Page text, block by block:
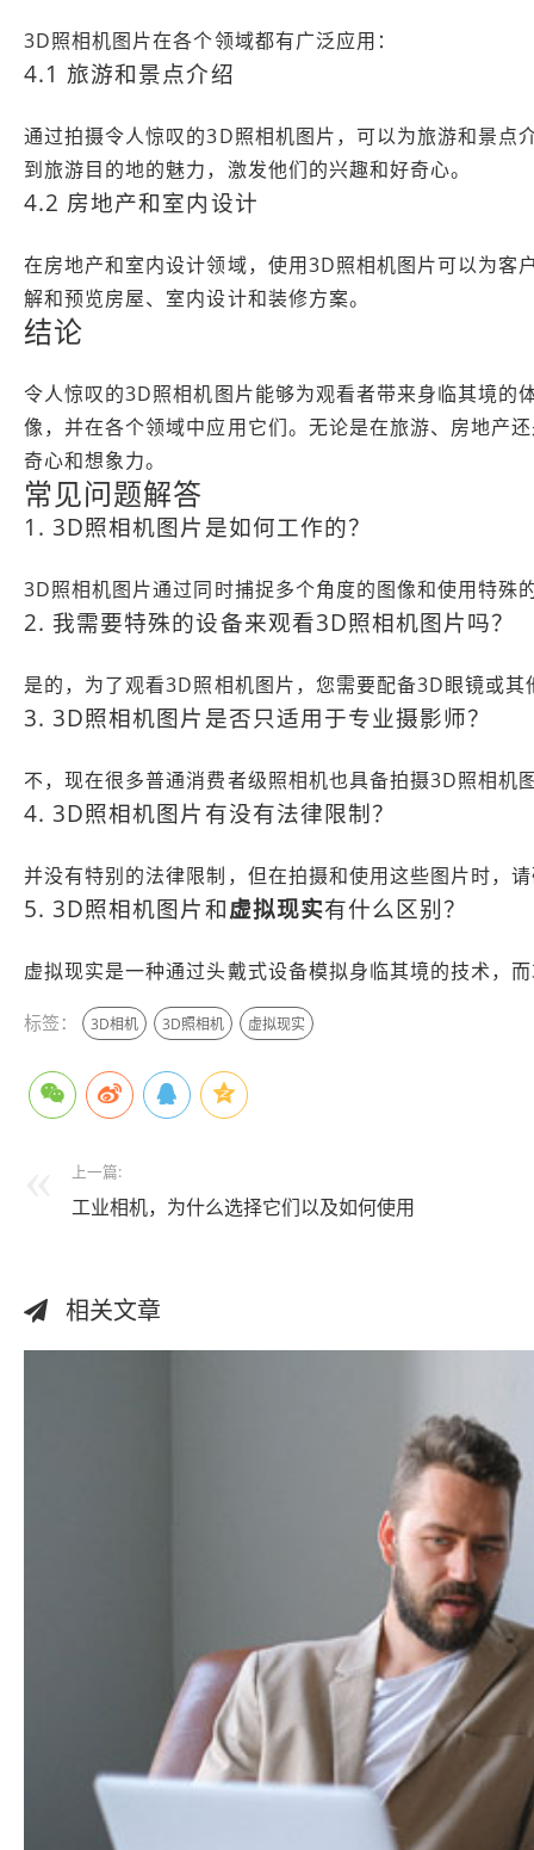
3D照相机图片在各个领域都有广泛应用：
4.1 旅游和景点介绍
通过拍摄令人惊叹的3D照相机图片，可以为旅游和景
到旅游目的地的魅力，激发他们的兴趣和好奇心。
4.2 房地产和室内设计
在房地产和室内设计领域，使用3D照相机图片可以为
解和预览房屋、室内设计和装修方案。
结论
令人惊叹的3D照相机图片能够为观看者带来身临其境
像，并在各个领域中应用它们。无论是在旅游、房地产
奇心和想象力。
常见问题解答
1. 3D照相机图片是如何工作的？
3D照相机图片通过同时捕捉多个角度的图像和使用特殊
2. 我需要特殊的设备来观看3D照相机图片吗？
是的，为了观看3D照相机图片，您需要配备3D眼镜或其
3. 3D照相机图片是否只适用于专业摄影师？
不，现在很多普通消费者级照相机也具备拍摄3D照相机
4. 3D照相机图片有没有法律限制？
并没有特别的法律限制，但在拍摄和使用这些图片时，
5. 3D照相机图片和虚拟现实有什么区别？
虚拟现实是一种通过头戴式设备模拟身临其境的技术，
标签： 3D相机 3D照相机 虚拟现实
上一篇:
工业相机，为什么选择它们以及如何使用
相关文章